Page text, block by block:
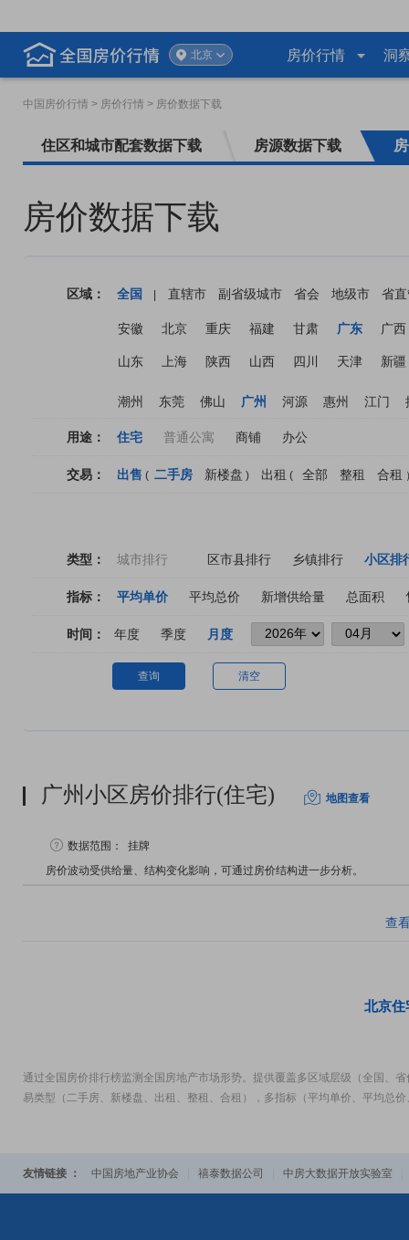
北京 房价行情 洞
中国房价行情 > 房价行情 > 房价数据下载
住区和城市配套数据下载 房源数据下载
房价数据下载
区域： 全国 直辖市 副省级城市 省会 地级市 省
安徽 北京 重庆 福建 甘肃 广东 广西
山东 上海 陕西 山西 四川 天津 新疆
潮州 东莞 佛山 广州 河源 惠州 江门
用途： 住宅 普通公寓 商铺 办公
交易： 出售 ( 二手房 新楼盘 ) 出租 ( 全部 整租 合租
类型： 城市排行 区市县排行 乡镇排行 小区排
指标： 平均单价 平均总价 新增供给量 总面积
时间： 年度 季度 月度
查询 清空
广州小区房价排行(住宅) 地图查看
数据范围：
挂牌
房价波动受供给量、结构变化影响，可通过房价结构进一步分析。
查
北京住
通过全国房价排行榜监测全国房地产市场形势。提供覆盖多区域层级（全国、
易类型（二手房、新楼盘、出租、整租、合租），多指标（平均单价、平均总
友情链接 ： 中国房地产业协会 禧泰数据公司 中房大数据开放实验室